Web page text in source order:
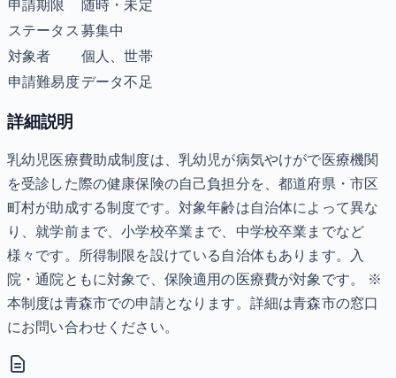
申請期限
随時・未定
ステータス 募集中
対象者
個人、世帯
申請難易度データ不足
詳細説明
乳幼児医療費助成制度は、乳幼児が病気やけがで医療機関
を受診した際の健康保険の自己負担分を、都道府県・市区
町村が助成する制度です。対象年齢は自治体によって異な
り、就学前まで、小学校卒業まで、中学校卒業までなど
様々です。所得制限を設けている自治体もあります。入
院・通院ともに対象で、保険適用の医療費が対象です。 ※
本制度は青森市での申請となります。詳細は青森市の窓口
にお問い合わせください。